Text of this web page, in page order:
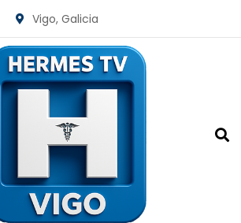
Vigo, Galicia